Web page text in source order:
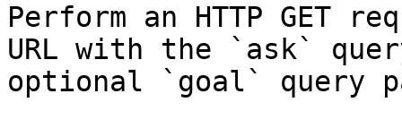
Perform an HTTP GET
URL with the `ask`
optional `goal` query